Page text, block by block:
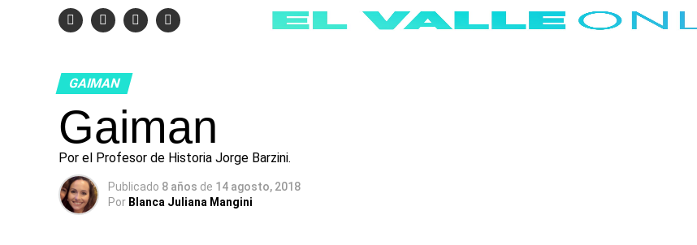
GAIMAN
Gaiman
Por el Profesor de Historia Jorge Barzini.
Publicado 8 años de 14 agosto, 2018
Por Blanca Juliana Mangini